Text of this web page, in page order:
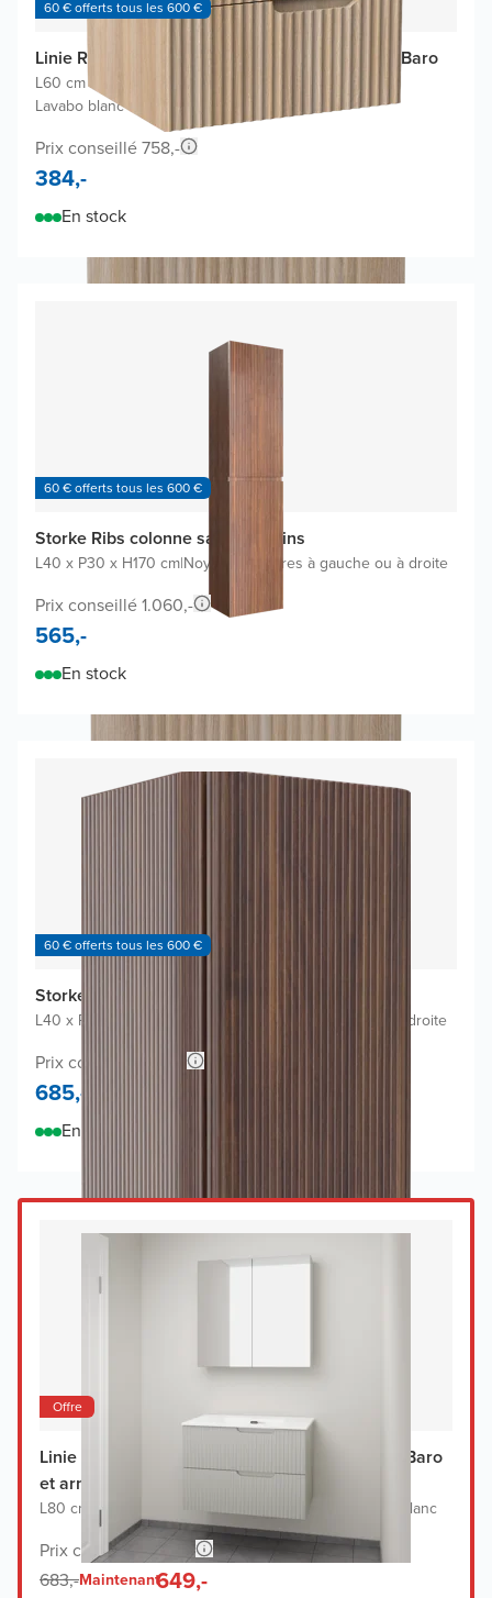
60 € offerts tous les 600 €
Linie Ribbo meuble salle de bains avec lavabo Baro
L60 cm x P46 cm
Lavabo blanc
Prix conseillé 758,-
384,-
En stock
60 € offerts tous les 600 €
Storke Ribs colonne salle de bains
L40 x P30 x H170 cm|Noyer Charnières à gauche ou à droite
Prix conseillé 1.060,-
565,-
En stock
60 € offerts tous les 600 €
Storke Soft colonne salle de bains
L40 x P35 x H170 cm Charnières à gauche ou à droite
Prix conseillé 1.180,-
685,-
En stock
Offre
Linie Ribbo meuble salle de bains avec lavabo Baro
et armoir de toilette
L80 cm x P46 cm Meuble sous-lavabo greige Lavabo blanc
Prix conseillé 1.348,-
683,-Maintenant649,-